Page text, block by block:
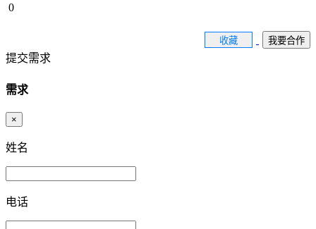
0
收藏 我要合作
提交需求
需求
×
姓名
电话